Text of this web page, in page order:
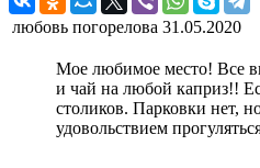
любовь погорелова 31.05.2020
Мое любимое место! Все
и чай на любой каприз!!
столиков. Парковки нет,
удовольствием